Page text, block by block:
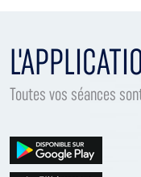
Toutes vos séances